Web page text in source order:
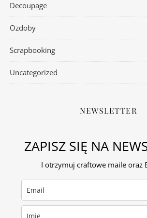
Decoupage
Ozdoby
Scrapbooking
Uncategorized
NEWSLETTER
ZAPISZ SIĘ NA
I otrzymuj craftowe maile oraz